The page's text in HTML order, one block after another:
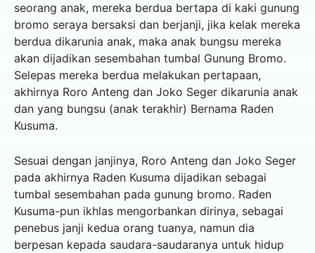
seorang anak, mereka berdua bertapa di kaki gunung
bromo seraya bersaksi dan berjanji, jika kelak mereka
berdua dikarunia anak, maka anak bungsu mereka
akan dijadikan sesembahan tumbal Gunung Bromo.
Selepas mereka berdua melakukan pertapaan,
akhirnya Roro Anteng dan Joko Seger dikarunia anak
dan yang bungsu (anak terakhir) Bernama Raden
Kusuma.
Sesuai dengan janjinya, Roro Anteng dan Joko Seger
pada akhirnya Raden Kusuma dijadikan sebagai
tumbal sesembahan pada gunung bromo. Raden
Kusuma-pun ikhlas mengorbankan dirinya, sebagai
penebus janji kedua orang tuanya, namun dia
berpesan kepada saudara-saudaranya untuk hidup